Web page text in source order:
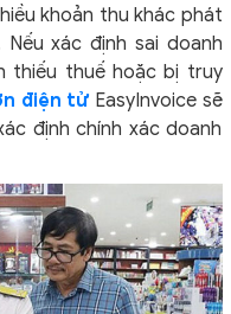
khoản thu khác phát
xác định sai doanh
thiếu thuế hoặc bị truy
điện tử EasyInvoice sẽ
định chính xác doanh